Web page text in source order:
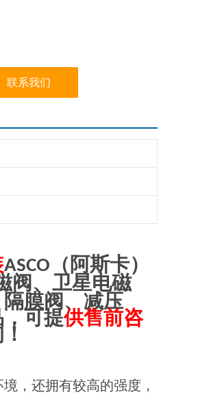
联系我们
ASCO （阿斯卡）
阀、卫星电磁
膜阀、减压
可提供售前咨
，还拥有较高的强度，